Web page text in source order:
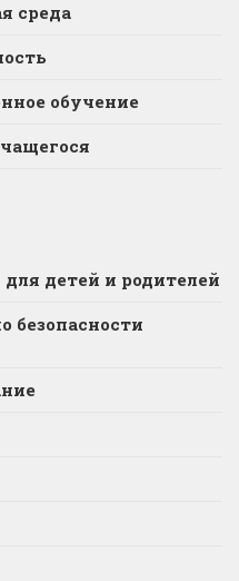
среда
обучение
детей и родителей
безопасности